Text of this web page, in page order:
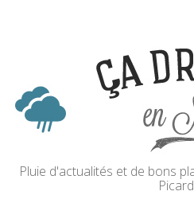
Pluie d'actualités et de bons